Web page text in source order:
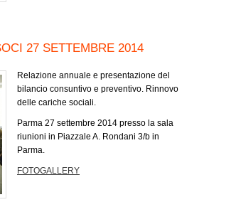
27 SETTEMBRE 2014
Relazione annuale e presentazione del
bilancio consuntivo e preventivo. Rinnovo
delle cariche sociali.
Parma 27 settembre 2014 presso la sala
riunioni in Piazzale A. Rondani 3/b in
Parma.
FOTOGALLERY